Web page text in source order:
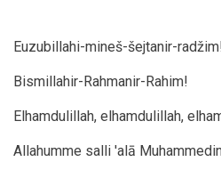
Euzubillahi-mineš-šejtanir-
Bismillahir-Rahmanir-Rahim!
Elhamdulillah, elhamdulillah,
Allahumme salli 'alā